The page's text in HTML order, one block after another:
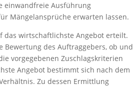
einwandfreie Ausführung
Mängelansprüche erwarten lassen.
das wirtschaftlichste Angebot erteilt.
Bewertung des Auftraggebers, ob und
vorgegebenen Zuschlagskriterien
Angebot bestimmt sich nach dem
Zu dessen Ermittlung